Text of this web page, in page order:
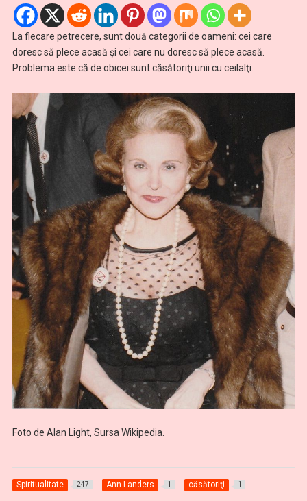
La fiecare petrecere, sunt două categorii de oameni: cei care
doresc să plece acasă şi cei care nu doresc să plece acasă.
Problema este că de obicei sunt căsătoriţi unii cu ceilalţi.
Foto de Alan Light, Sursa Wikipedia.
Spiritualitate 247 Ann Landers 1 căsătoriţi 1